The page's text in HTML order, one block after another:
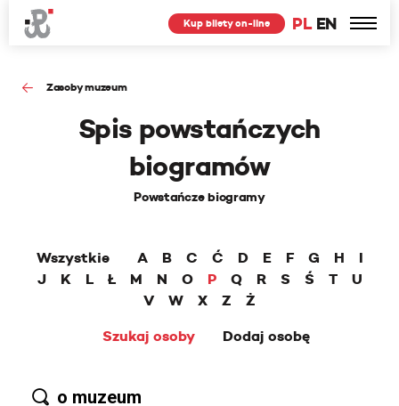
PL EN
Kup bilety on-line
Zasoby muzeum
Spis powstańczych
biogramów
Powstańcze biogramy
Wszystkie A B C Ć D E F G H
I
J
K L Ł M N O P Q R S Ś T
U
V
W X Z
Ż
Szukaj osoby
Dodaj osobę